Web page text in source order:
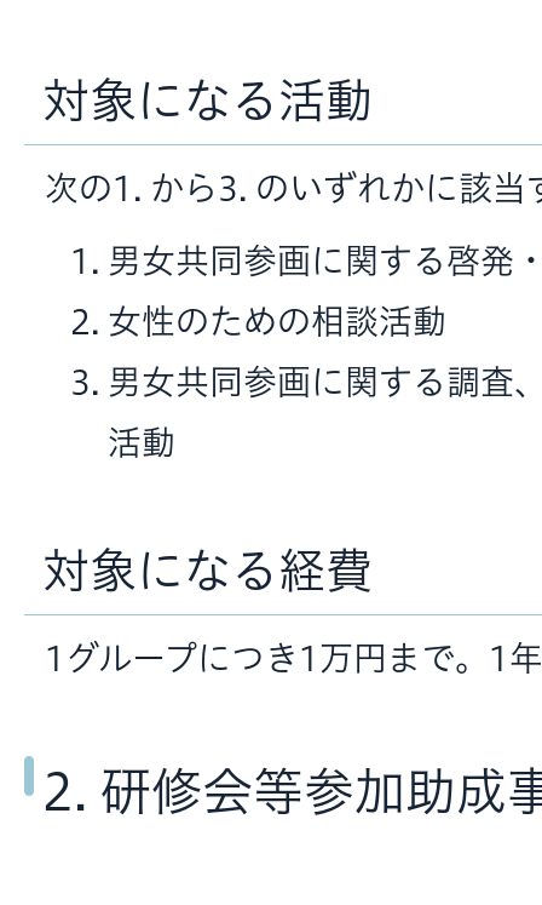
対象になる活動
次の1. から3. のいずれかに該当
男女共同参画に関する啓発
女性のための相談活動
男女共同参画に関する調査
活動
対象になる経費
1グループにつき1万円まで。1
2. 研修会等参加助成